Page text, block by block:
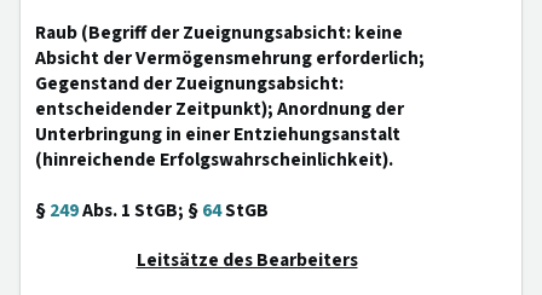
Raub (Begriff der Zueignungsabsicht: keine
Absicht der Vermögensmehrung erforderlich;
Gegenstand der Zueignungsabsicht:
entscheidender Zeitpunkt); Anordnung der
Unterbringung in einer Entziehungsanstalt
(hinreichende Erfolgswahrscheinlichkeit).
§249Abs. 1 StGB; §64StGB
Leitsätze des Bearbeiters